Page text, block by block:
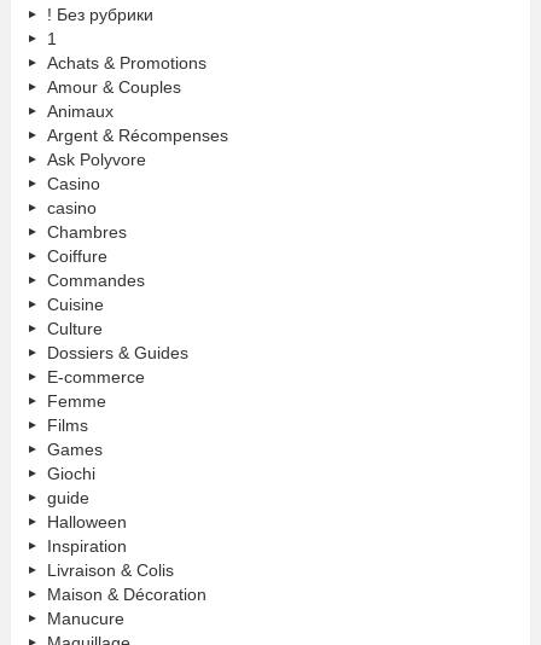
! Без рубрики
1
Achats & Promotions
Amour & Couples
Animaux
Argent & Récompenses
Ask Polyvore
Casino
casino
Chambres
Coiffure
Commandes
Cuisine
Culture
Dossiers & Guides
E-commerce
Femme
Films
Games
Giochi
guide
Halloween
Inspiration
Livraison & Colis
Maison & Décoration
Manucure